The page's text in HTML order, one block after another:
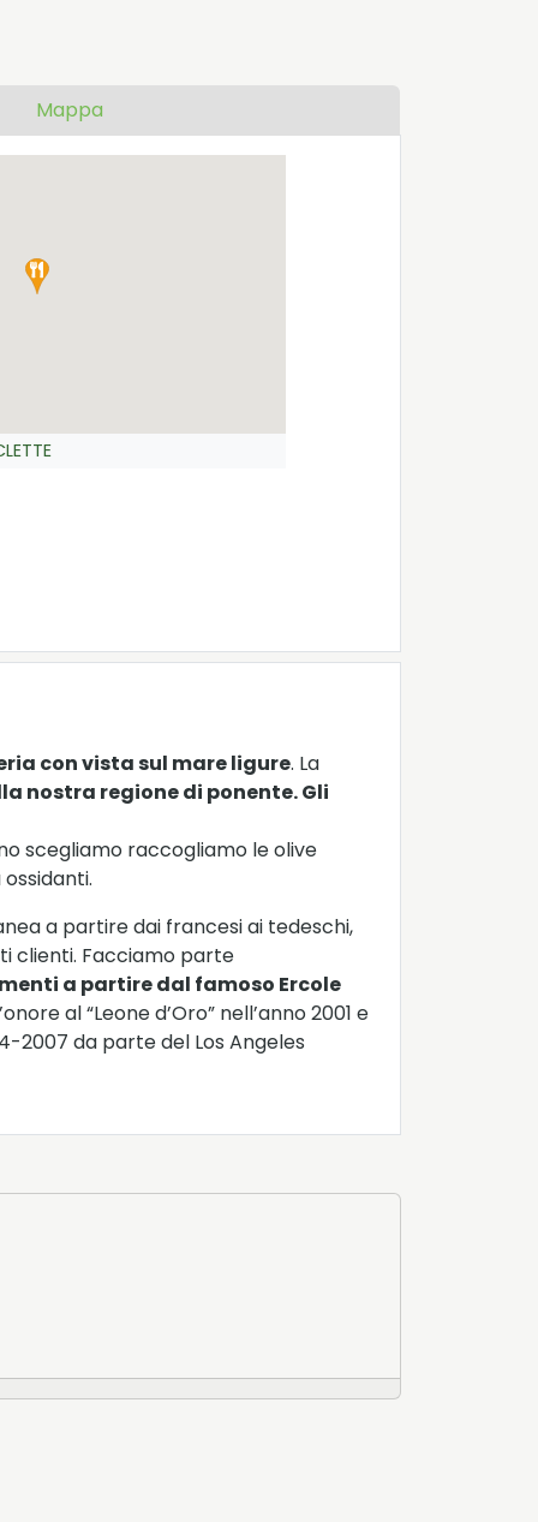
Mappa
con vista sul mare ligure. La
nostra regione di ponente. Gli
scegliamo raccogliamo le olive
a partire dai francesi ai tedeschi,
clienti. Facciamo parte
a partire dal famoso Ercole
al “Leone d’Oro” nell’anno 2001 e
2007 da parte del Los Angeles